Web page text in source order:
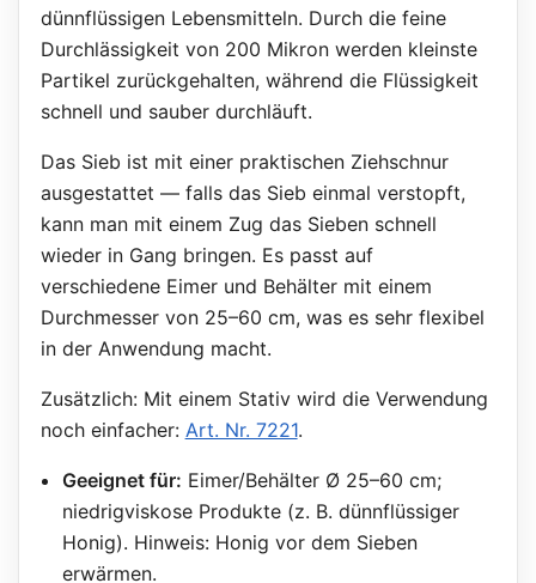
dünnflüssigen Lebensmitteln. Durch die feine
Durchlässigkeit von 200 Mikron werden kleinste
Partikel zurückgehalten, während die Flüssigkeit
schnell und sauber durchläuft.
Das Sieb ist mit einer praktischen Ziehschnur
ausgestattet — falls das Sieb einmal verstopft,
kann man mit einem Zug das Sieben schnell
wieder in Gang bringen. Es passt auf
verschiedene Eimer und Behälter mit einem
Durchmesser von 25–60 cm, was es sehr flexibel
in der Anwendung macht.
Zusätzlich: Mit einem Stativ wird die Verwendung
noch einfacher: Art. Nr. 7221.
Geeignet für: Eimer/Behälter Ø 25–60 cm;
niedrigviskose Produkte (z. B. dünnflüssiger
Honig). Hinweis: Honig vor dem Sieben
erwärmen.